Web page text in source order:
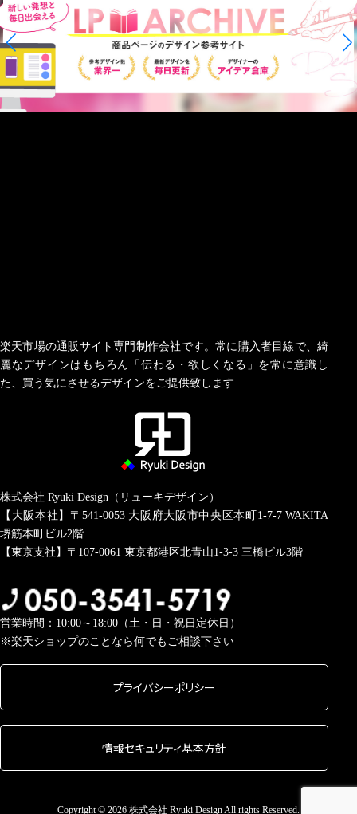
楽天市場の通販サイト専門制作会社です。常に購入者目線で、綺
麗なデザインはもちろん「伝わる・欲しくなる」を常に意識し
た、買う気にさせるデザインをご提供致します
株式会社 Ryuki Design（リューキデザイン）
【大阪本社】〒541-0053大阪府大阪市中央区本町1-7-7 WAKITA
堺筋本町ビル2階
【東京支社】〒107-0061 東京都港区北青山1-3-3 三橋ビル3階
営業時間：10:00～18:00（土・日・祝日定休日）
※楽天ショップのことなら何でもご相談下さい
プライバシーポリシー
情報セキュリティ基本方針
Copyright © 2026 株式会社 Ryuki Design All rights Reserved.